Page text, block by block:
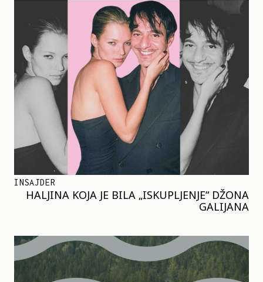
INSAJDER
HALJINA KOJA JE BILA „ISKUPLJENJE“ DŽONA
GALIJANA